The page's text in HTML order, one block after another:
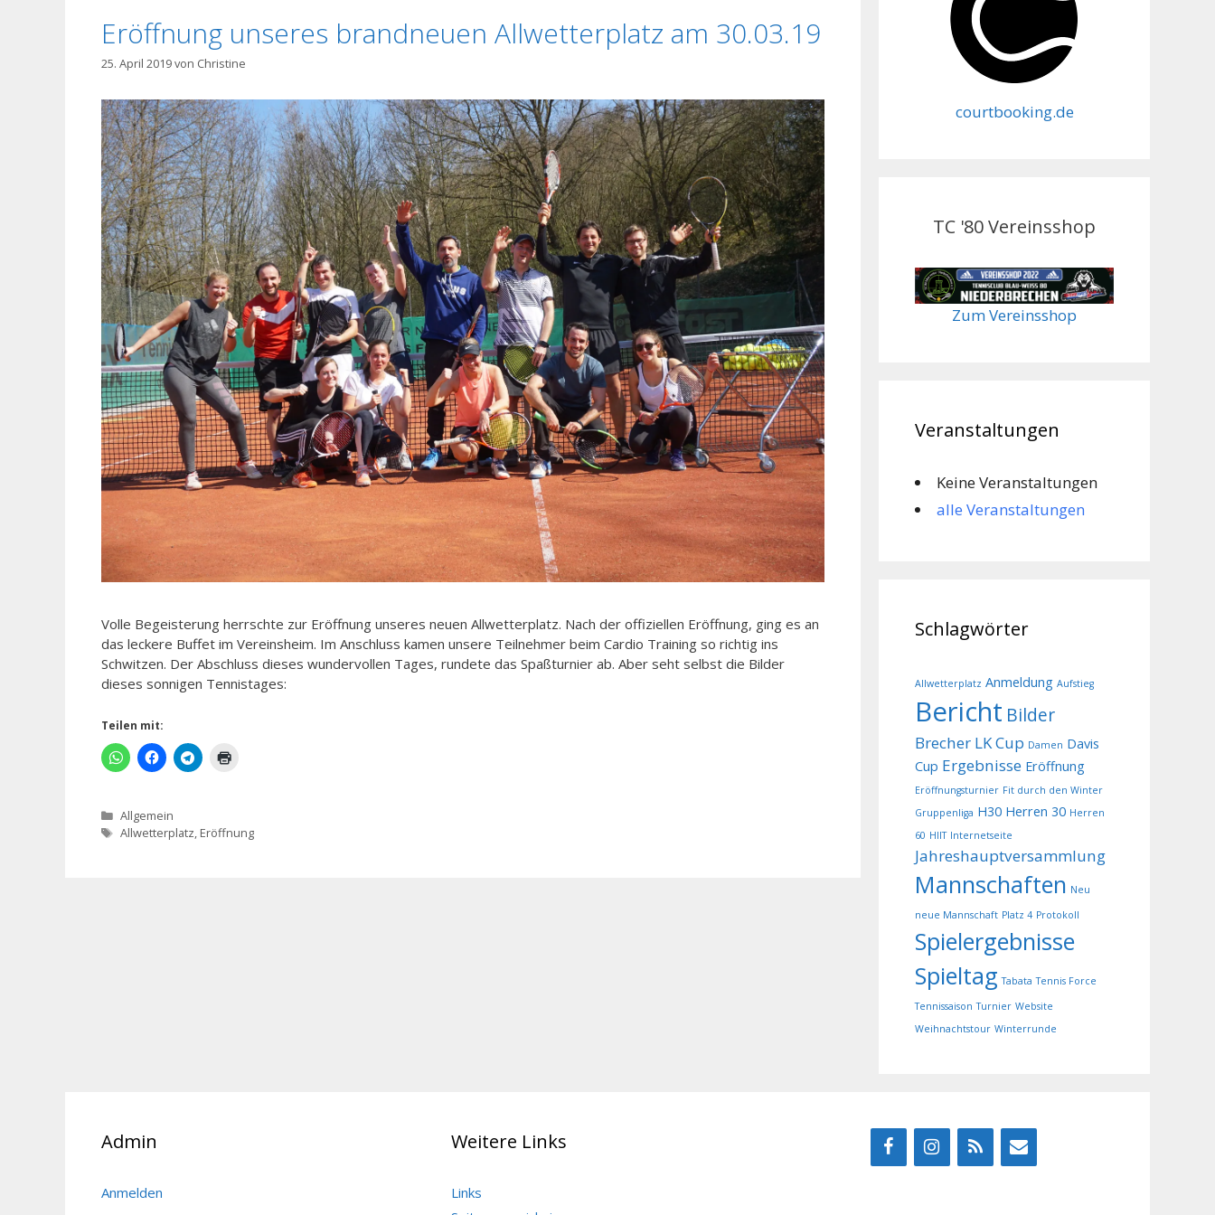
Eröffnung unseres brandneuen Allwetterplatz am 30.03.19
25. April 2019von Christine
Volle Begeisterung herrschte zur Eröffnung unseres neuen Allwetterplatz. Nach der offiziellen Eröffnung, ging es an
das leckere Buffet im Vereinsheim. Im Anschluss kamen unsere Teilnehmer beim Cardio Training so richtig ins
Schwitzen. Der Abschluss dieses wundervollen Tages, rundete das Spaßturnier ab. Aber seht selbst die Bilder
dieses sonnigen Tennistages:
Teilen mit:
Kategorien
Allgemein
Schlagwörter
Allwetterplatz, Eröffnung
courtbooking.de
TC '80 Vereinsshop
Zum Vereinsshop
Veranstaltungen
Keine Veranstaltungen
alle Veranstaltungen
Schlagwörter
Allwetterplatz Anmeldung Aufstieg
Bericht Bilder
Brecher LK Cup Damen Davis
Cup Ergebnisse Eröffnung
Eröffnungsturnier Fit durch den Winter
Gruppenliga H30 Herren 30 Herren
60 HIIT Internetseite
Jahreshauptversammlung
Mannschaften Neu
neue Mannschaft Platz 4 Protokoll
Spielergebnisse
Spieltag Tabata Tennis Force
Tennissaison Turnier Website
Weihnachtstour Winterrunde
Admin
Anmelden
Weitere Links
Links